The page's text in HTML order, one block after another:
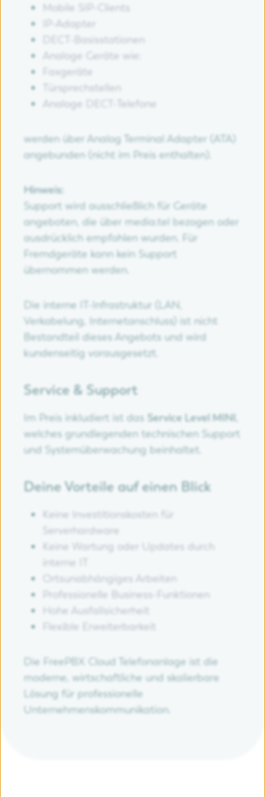
Mobile SIP-Clients
IP-Adapter
DECT-Basisstationen
Analoge Geräte wie:
Faxgeräte
Türsprechstellen
Analoge DECT-Telefone
werden über Analog Terminal Adapter (ATA)
angebunden (nicht im Preis enthalten).
Hinweis:
Support wird ausschließlich für Geräte
angeboten, die über media.tel bezogen oder
ausdrücklich empfohlen wurden. Für
Fremdgeräte kann kein Support
übernommen werden.
Die interne IT-Infrastruktur (LAN,
Verkabelung, Internetanschluss) ist nicht
Bestandteil dieses Angebots und wird
kundenseitig vorausgesetzt.
Service & Support
Im Preis inkludiert ist das Service Level MINI
welches grundlegenden technischen Support
und Systemüberwachung beinhaltet.
Deine Vorteile auf einen Blick
Keine Investitionskosten für
Serverhardware
Keine Wartung oder Updates durch
interne IT
Ortsunabhängiges Arbeiten
Professionelle Business-Funktionen
Hohe Ausfallsicherheit
Flexible Erweiterbarkeit
Die FreePBX Cloud Telefonanlage ist die
moderne, wirtschaftliche und skalierbare
Lösung für professionelle
Unternehmenskommunikation.